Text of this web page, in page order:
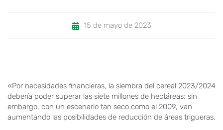
15 de mayo de 2023
«Por necesidades financieras, la siembra del cereal 2023/2024
debería poder superar las siete millones de hectáreas; sin
embargo, con un escenario tan seco como el 2009, van
aumentando las posibilidades de reducción de áreas trigueras.